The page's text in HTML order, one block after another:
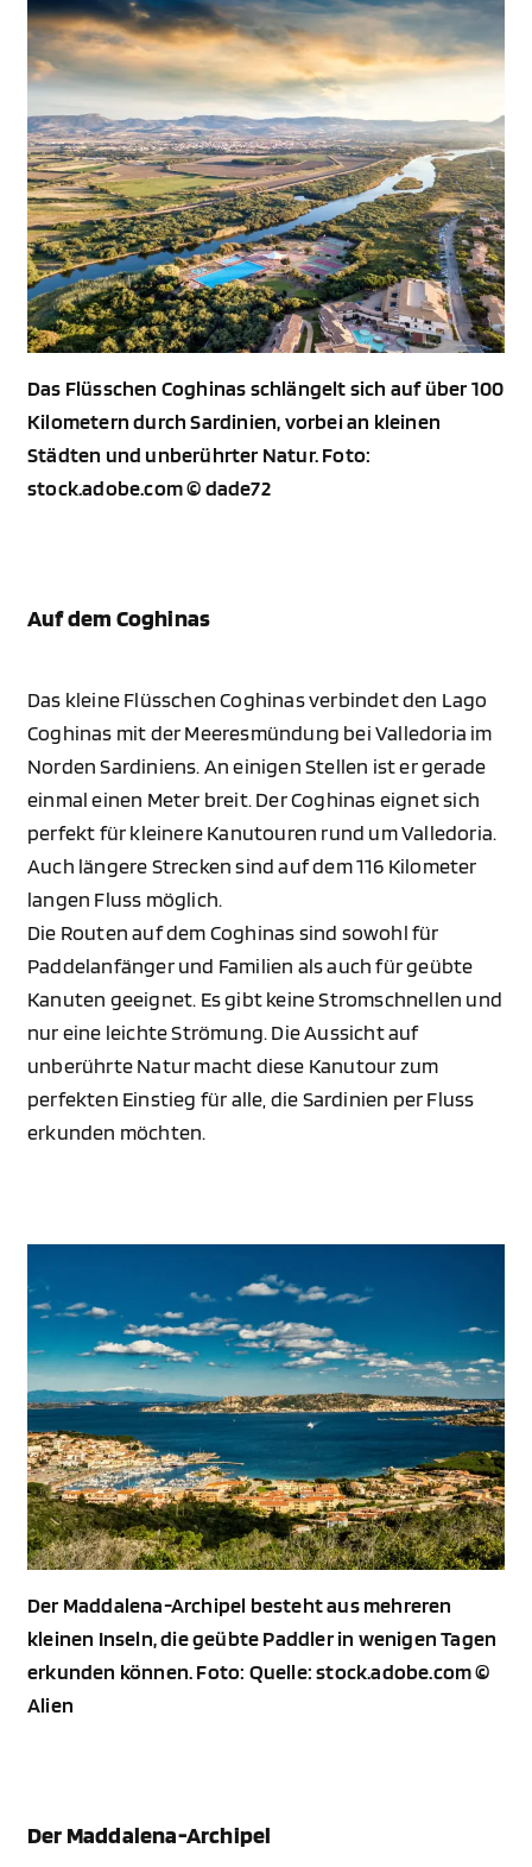
Das Flüsschen Coghinas schlängelt sich auf über 100
Kilometern durch Sardinien, vorbei an kleinen
Städten und unberührter Natur. Foto:
stock.adobe.com © dade72
Auf dem Coghinas
Das kleine Flüsschen Coghinas verbindet den Lago
Coghinas mit der Meeresmündung bei Valledoria im
Norden Sardiniens. An einigen Stellen ist er gerade
einmal einen Meter breit. Der Coghinas eignet sich
perfekt für kleinere Kanutouren rund um Valledoria.
Auch längere Strecken sind auf dem 116 Kilometer
langen Fluss möglich.
Die Routen auf dem Coghinas sind sowohl für
Paddelanfänger und Familien als auch für geübte
Kanuten geeignet. Es gibt keine Stromschnellen und
nur eine leichte Strömung. Die Aussicht auf
unberührte Natur macht diese Kanutour zum
perfekten Einstieg für alle, die Sardinien per Fluss
erkunden möchten.
Der Maddalena-Archipel besteht aus mehreren
kleinen Inseln, die geübte Paddler in wenigen Tagen
erkunden können. Foto: Quelle: stock.adobe.com ©
Alien
Der Maddalena-Archipel